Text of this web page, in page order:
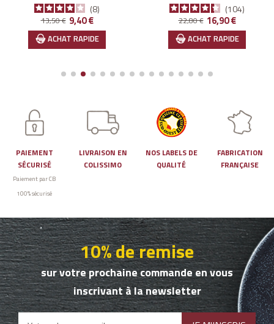
8
Prix de base
13,50 € Prix
9,40 €
ACHAT RAPIDE
104
Prix de base
22,80 € Prix
16,90 €
ACHAT RAPIDE
PAIEMENT
SÉCURISÉ
Paiement par CB
100% sécurisé
LIVRAISON EN
COLISSIMO
NOS LABELS DE
QUALITÉ
FABRICATION
FRANÇAISE
10% de remise
sur votre prochaine commande en vous
inscrivant à la newsletter